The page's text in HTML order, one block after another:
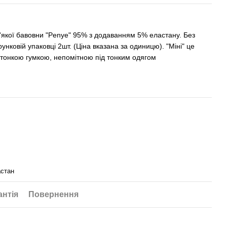
бавовни "Penye" ​​95% з додаванням 5% еластану. Без
упаковці 2шт. (Ціна вказана за одиницю). "Міні" це
гумкою, непомітною під тонким одягом
Повернення